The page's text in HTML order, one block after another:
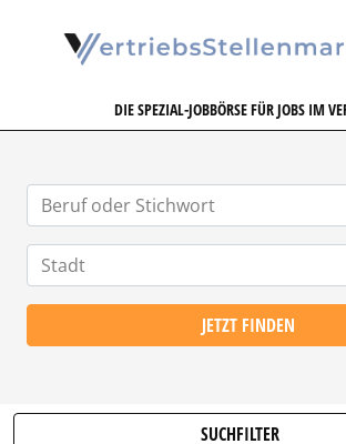
DIE SPEZIAL-JOBBÖRSE FÜR JOBS IM
JETZT FINDEN
SUCHFILTER